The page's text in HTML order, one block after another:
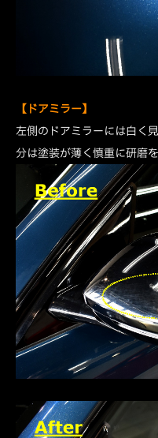
【ドアミラー】
左側のドアミラーには白く
分は塗装が薄く慎重に研磨を